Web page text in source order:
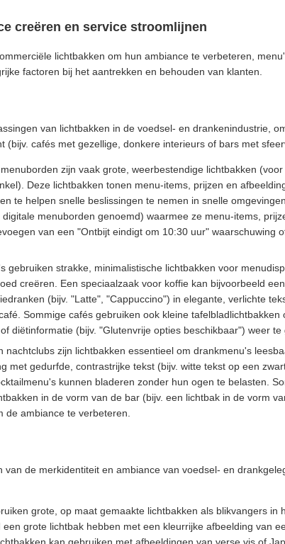
creëren en service stroomlijnen
lichtbakken om hun ambiance te verbeteren,
factoren bij het aantrekken en behouden van klanten.
van lichtbakken in de voedsel- en drankenindustrie,
cafés met gezellige, donkere interieurs of bars met
zijn vaak grote, weerbestendige lichtbakken
Deze lichtbakken tonen menu-items, prijzen en
te helpen snelle beslissingen te nemen in snelle
menuborden genoemd) waarmee ze menu-items,
van een "Ontbijt eindigt om 10:30 uur" waarschuwing
gebruiken strakke, minimalistische lichtbakken voor
creëren. Een speciaalzaak voor koffie kan bijvoorbeeld
(bijv. "Latte", "Cappuccino") in elegante, verlichte
Sommige cafés gebruiken ook kleine tafelbladlichtbakken
diëtinformatie (bijv. "Glutenvrije opties beschikbaar") weer te
zijn lichtbakken essentieel om drankmenu's
met gedurfde, contrastrijke tekst (bijv. witte tekst op een
kunnen bladeren zonder hun ogen te belasten.
in de vorm van de bar (bijv. een lichtbak in de vorm
ambiance te verbeteren.
de merkidentiteit en ambiance van voedsel- en
grote, op maat gemaakte lichtbakken als blikvangers in
grote lichtbak hebben met een kleurrijke afbeelding van